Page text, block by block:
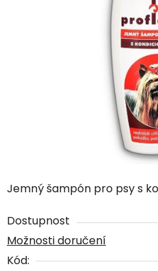
Jemný šampón pro psy s
Dostupnost
Možnosti doručení
Kód: